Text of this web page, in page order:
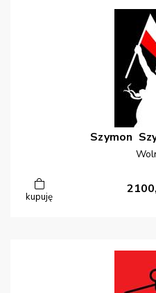
Szymon
kupuję